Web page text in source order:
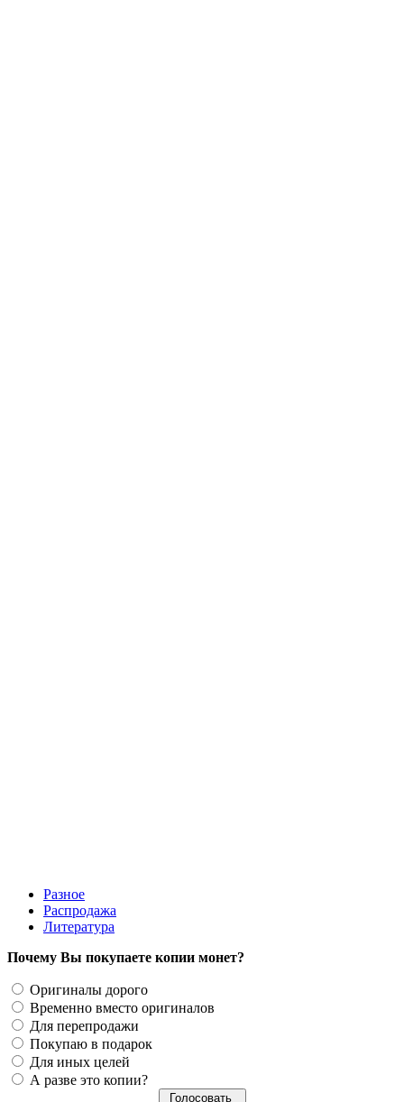
Разное
Распродажа
Литература
Почему Вы покупаете копии монет?
Оригиналы дорого
Временно вместо оригиналов
Для перепродажи
Покупаю в подарок
Для иных целей
А разве это копии?